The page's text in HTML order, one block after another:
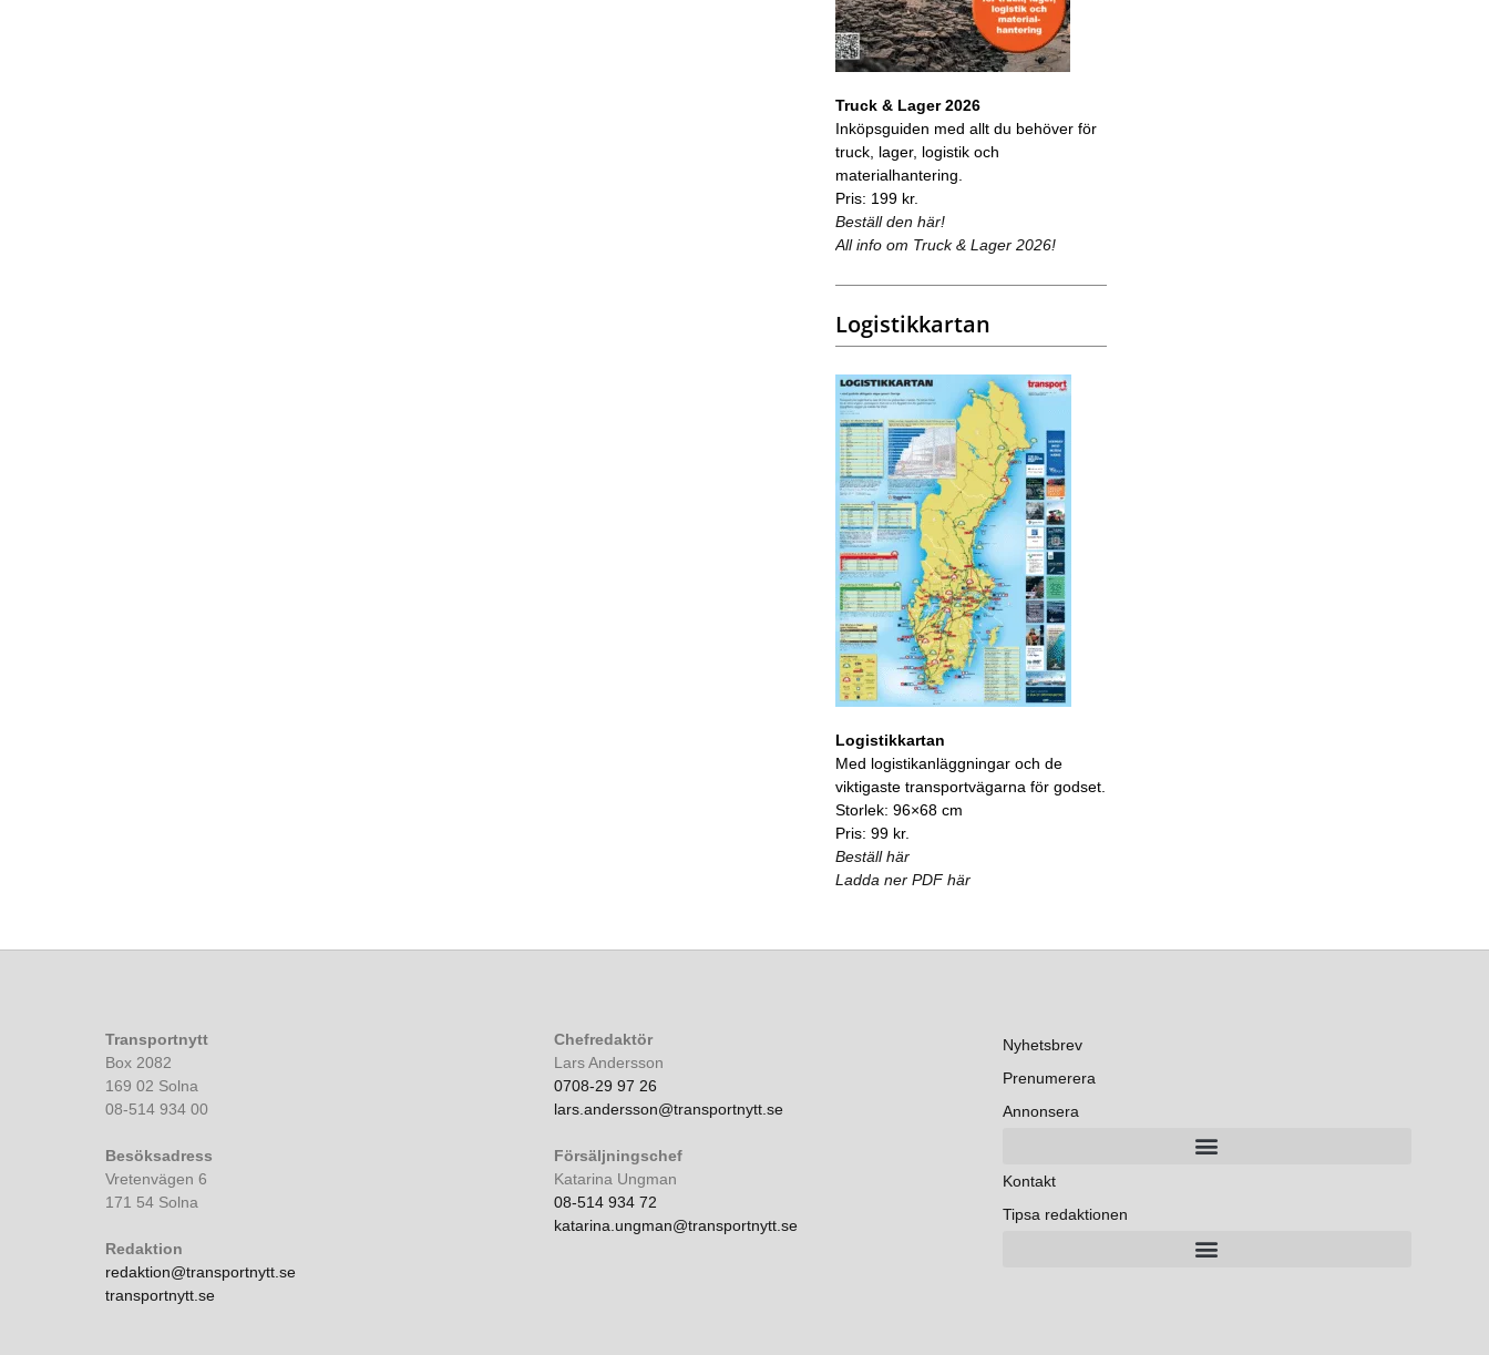
Truck & Lager 2026
Inköpsguiden med allt du behöver för
truck, lager, logistik och
materialhantering.
Pris: 199 kr.
Beställ den här!
All info om Truck & Lager 2026!
Logistikkartan
Logistikkartan
Med logistikanläggningar och de
viktigaste transportvägarna för godset.
Storlek: 96×68 cm
Pris: 99 kr.
Beställ här
Ladda ner PDF här
Transportnytt
Box 2082
169 02 Solna
08-514 934 00
Besöksadress
Vretenvägen 6
171 54 Solna
Redaktion
redaktion@transportnytt.se
transportnytt.se
Chefredaktör
Lars Andersson
0708-29 97 26
lars.andersson@transportnytt.se
Försäljningschef
Katarina Ungman
08-514 934 72
katarina.ungman@transportnytt.se
Nyhetsbrev
Prenumerera
Annonsera
Kontakt
Tipsa redaktionen